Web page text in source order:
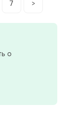
7 >
о